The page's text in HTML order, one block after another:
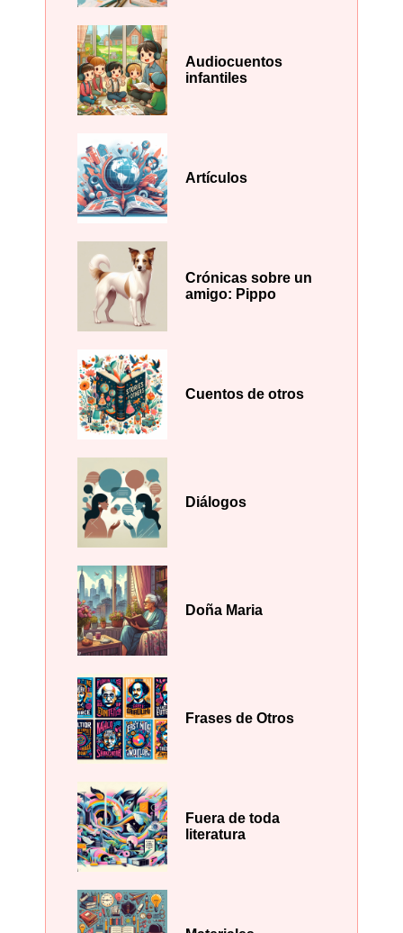
Audiocuentos
infantiles
Artículos
Crónicas sobre un
amigo: Pippo
Cuentos de otros
Diálogos
Doña Maria
Frases de Otros
Fuera de toda
literatura